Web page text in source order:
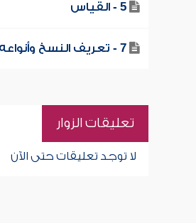
5 - القياس
7 - تعريف النسخ وأنواعه
تعليقات الزوار
لا توجد تعليقات حتى الآن